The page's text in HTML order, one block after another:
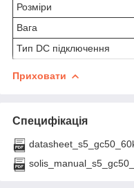
Розміри
Вага
Тип DC підключення
Приховати
Специфікація